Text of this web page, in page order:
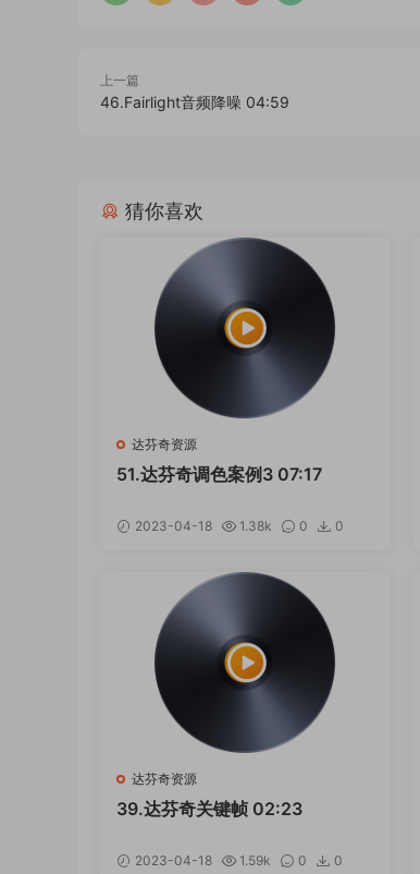
上一篇
46.Fairlight音频降噪 04:59
猜你喜欢
达芬奇资源
51.达芬奇调色案例3 07:17
2023-04-18 1.38k 0 0
达芬奇资源
39.达芬奇关键帧 02:23
2023-04-18 1.59k 0 0